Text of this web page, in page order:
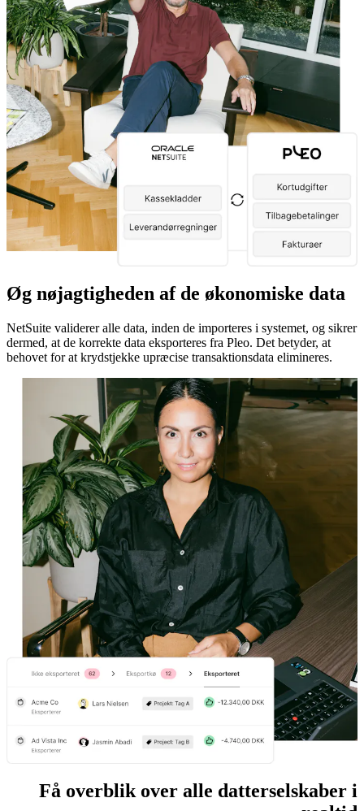
Øg nøjagtigheden af de økonomiske data
NetSuite validerer alle data, inden de importeres i systemet, og sikrer
dermed, at de korrekte data eksporteres fra Pleo. Det betyder, at
behovet for at krydstjekke upræcise transaktionsdata elimineres.
Få overblik over alle datterselskaber i